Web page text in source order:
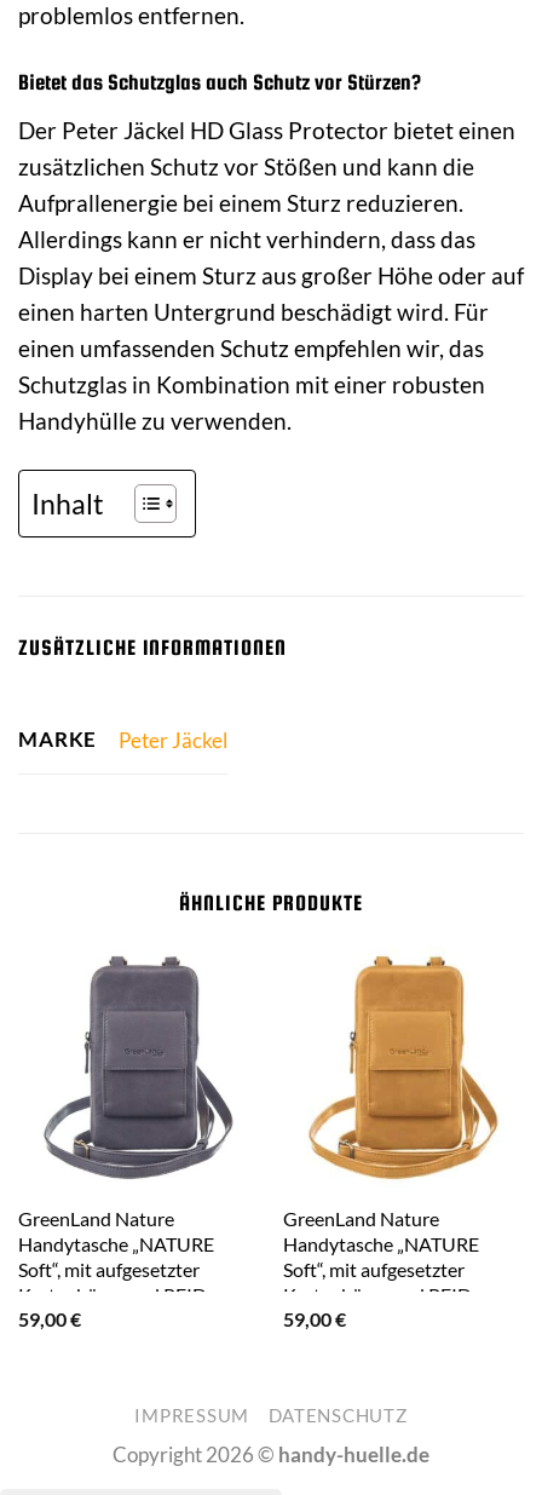
problemlos entfernen.
Bietet das Schutzglas auch Schutz vor Stürzen?
Der Peter Jäckel HD Glass Protector bietet einen
zusätzlichen Schutz vor Stößen und kann die
Aufprallenergie bei einem Sturz reduzieren.
Allerdings kann er nicht verhindern, dass das
Display bei einem Sturz aus großer Höhe oder auf
einen harten Untergrund beschädigt wird. Für
einen umfassenden Schutz empfehlen wir, das
Schutzglas in Kombination mit einer robusten
Handyhülle zu verwenden.
Inhalt
ZUSÄTZLICHE INFORMATIONEN
MARKE Peter Jäckel
ÄHNLICHE PRODUKTE
GreenLand Nature
Handytasche „NATURE
Soft“, mit aufgesetzter
Kartenbörse und RFID-
Schutz grau
59,00€
GreenLand Nature
Handytasche „NATURE
Soft“, mit aufgesetzter
Kartenbörse und RFID-
Schutz gelb
59,00€
IMPRESSUM DATENSCHUTZ
Copyright 2026 © handy-huelle.de